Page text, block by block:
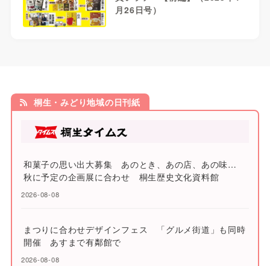
月26日号）
桐生・みどり地域の日刊紙
和菓子の思い出大募集 あのとき、あの店、あの味…
秋に予定の企画展に合わせ 桐生歴史文化資料館
2026-08-08
まつりに合わせデザインフェス 「グルメ街道」も同時
開催 あすまで有鄰館で
2026-08-08